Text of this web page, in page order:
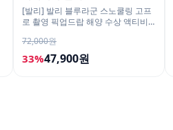
[발리] 발리 블루라군 스노쿨링 고프
로 촬영 픽업드랍 해양 수상 액티비
72,000원
33%47,900원